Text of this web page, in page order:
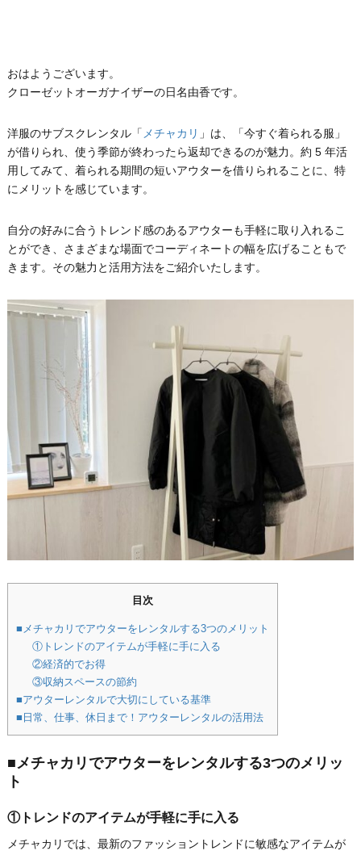
おはようございます。
クローゼットオーガナイザーの日名由香です。
洋服のサブスクレンタル「 メチャカリ 」は、「今すぐ着られる服」
が借りられ、使う季節が終わったら返却できるのが魅力。約 5 年活
用してみて、着られる期間の短いアウターを借りられることに、特
にメリットを感じています。
自分の好みに合うトレンド感のあるアウターも手軽に取り入れるこ
とができ、さまざまな場面でコーディネートの幅を広げることもで
きます。その魅力と活用方法をご紹介いたします。
目次
■メチャカリでアウターをレンタルする3つのメリット
①トレンドのアイテムが手軽に手に入る
②経済的でお得
③収納スペースの節約
■アウターレンタルで大切にしている基準
■日常、仕事、休日まで！アウターレンタルの活用法
■メチャカリでアウターをレンタルする3つのメリッ
ト
①トレンドのアイテムが手軽に手に入る
メチャカリでは、最新のファッショントレンドに敏感なアイテムが